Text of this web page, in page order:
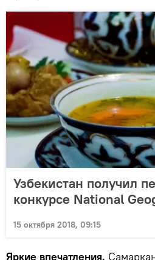
Узбекистан получил
конкурсе National
15 октября 2018, 09:15
Яркие впечатления.